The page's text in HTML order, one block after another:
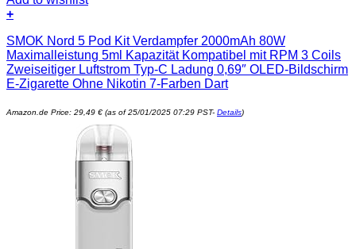
+
SMOK Nord 5 Pod Kit Verdampfer 2000mAh 80W
Maximalleistung 5ml Kapazität Kompatibel mit RPM 3 Coils
Zweiseitiger Luftstrom Typ-C Ladung 0,69″ OLED-Bildschirm
E-Zigarette Ohne Nikotin 7-Farben Dart
Amazon.de Price: 29,49 € (as of 25/01/2025 07:29 PST- Details)